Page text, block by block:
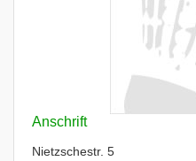
Anschrift
Nietzschestr. 5